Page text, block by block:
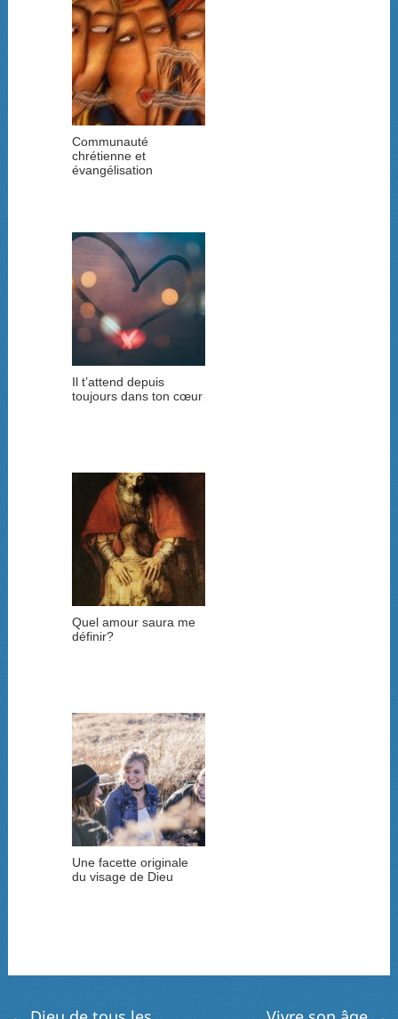
Communauté
chrétienne et
évangélisation
Il t’attend depuis
toujours dans ton cœur
Quel amour saura me
définir?
Une facette originale
du visage de Dieu